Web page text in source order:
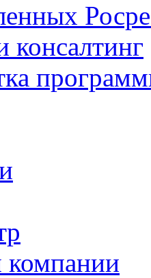
консалтинг
компании